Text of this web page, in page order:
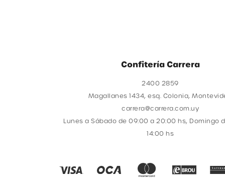
Confitería Carrera
2400 2859
Magallanes 1434, esq. Colonia,
carrera@carrera.com.uy
Lunes a Sábado de 09:00 a 20:00 hs, Domingo
14:00 hs